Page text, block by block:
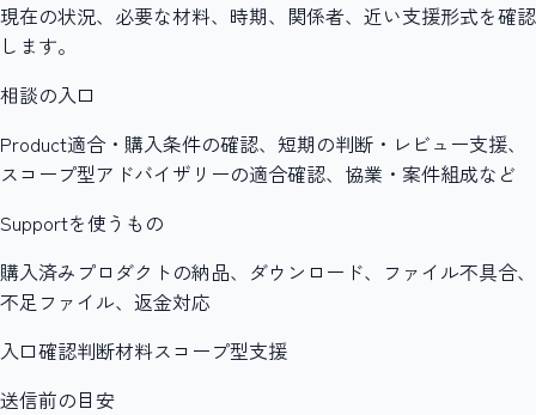
現在の状況、必要な材料、時期、関係者、近い支援形式を確認
します。
相談の入口
Product適合・購入条件の確認、短期の判断・レビュー支援、
スコープ型アドバイザリーの適合確認、協業・案件組成など
Supportを使うもの
購入済みプロダクトの納品、ダウンロード、ファイル不具合、
不足ファイル、返金対応
入口確認判断材料スコープ型支援
送信前の目安